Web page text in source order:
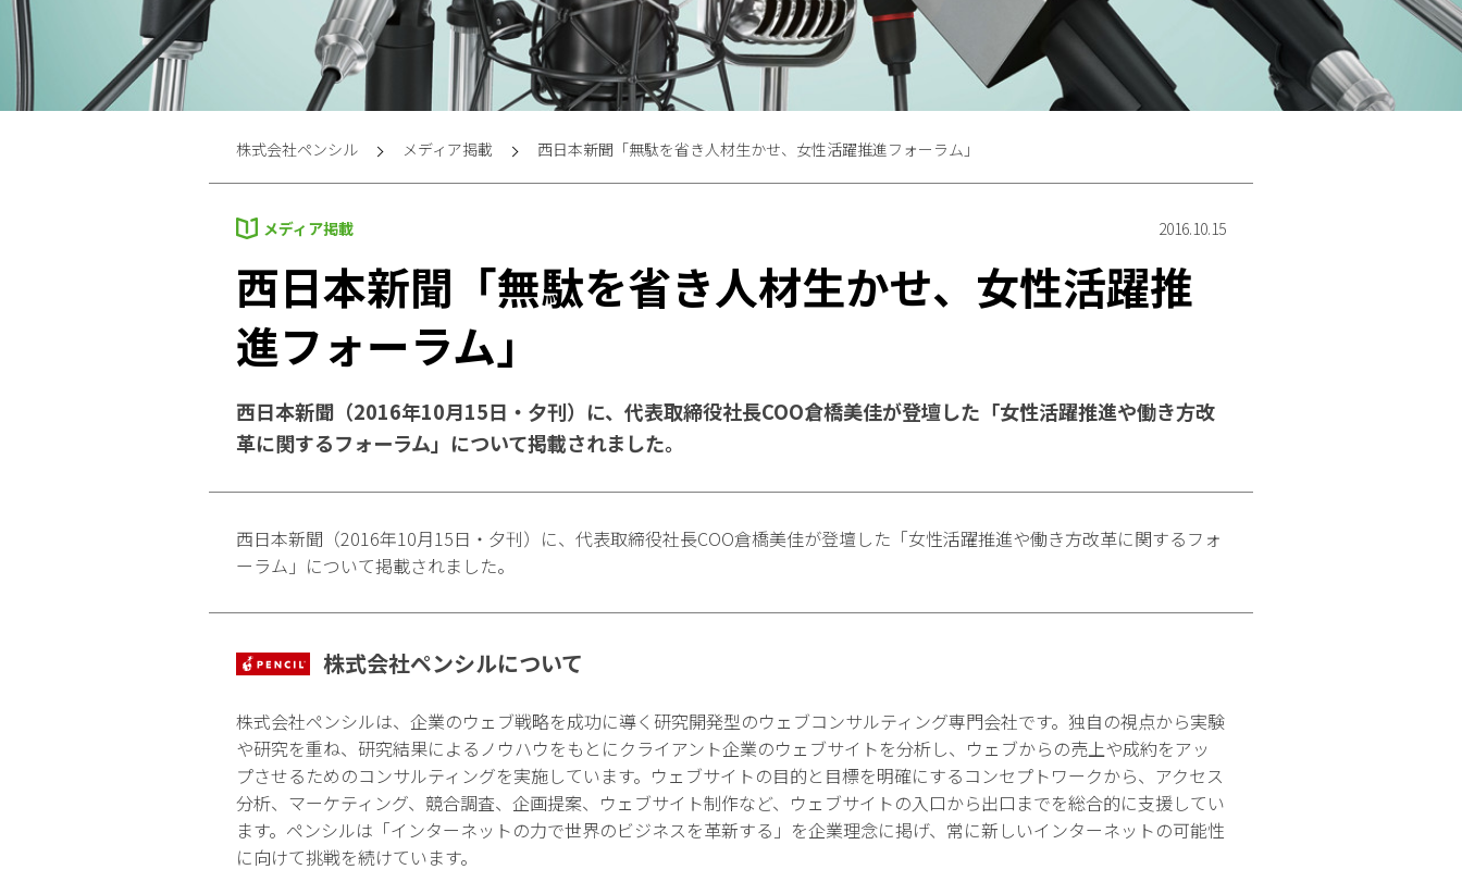
株式会社ペンシル メディア掲載 西日本新聞「無駄を省き人材生かせ、女性活躍推進フォーラム」
メディア掲載 2016.10.15
西日本新聞「無駄を省き人材生かせ、女性活躍推
進フォーラム」
西日本新聞（2016年10月15日・夕刊）に、代表取締役社長COO倉橋美佳が登壇した「女性活躍推進や働き方改
革に関するフォーラム」について掲載されました。
西日本新聞（2016年10月15日・夕刊）に、代表取締役社長COO倉橋美佳が登壇した「女性活躍推進や働き方改革に関するフォ
ーラム」について掲載されました。
株式会社ペンシルについて
株式会社ペンシルは、企業のウェブ戦略を成功に導く研究開発型のウェブコンサルティング専門会社です。独自の視点から実験
や研究を重ね、研究結果によるノウハウをもとにクライアント企業のウェブサイトを分析し、ウェブからの売上や成約をアッ
プさせるためのコンサルティングを実施しています。ウェブサイトの目的と目標を明確にするコンセプトワークから、アクセス
分析、マーケティング、競合調査、企画提案、ウェブサイト制作など、ウェブサイトの入口から出口までを総合的に支援してい
ます。ペンシルは「インターネットの力で世界のビジネスを革新する」を企業理念に掲げ、常に新しいインターネットの可能性
に向けて挑戦を続けています。